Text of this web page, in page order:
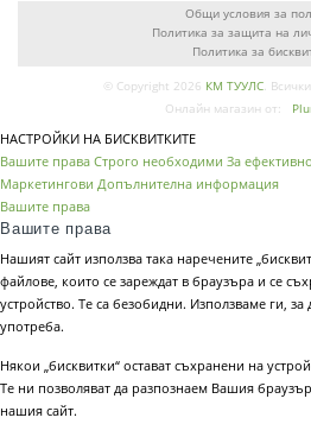
Общи условия за
Политика за защита на
Политика за
© Copyright 2026 КМ ТУУЛС.
Онлайн магазин от:
НАСТРОЙКИ НА БИСКВИТКИТЕ
Вашите права Строго необходими За
Маркетингови Допълнителна информация
Вашите права
Вашите права
Нашият сайт използва така наречените
файлове, които се зареждат в браузъра и се
устройство. Те са безобидни. Използваме ги,
употреба.
Някои „бисквитки“ остават съхранени на
Те ни позволяват да разпознаем Вашия
нашия сайт.